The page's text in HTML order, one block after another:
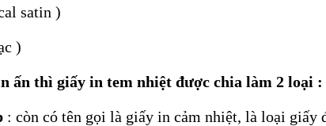
satin )
)
ấn thì giấy in tem nhiệt được chia làm 2 loại :
: còn có tên gọi là giấy in cảm nhiệt, là loại giấy